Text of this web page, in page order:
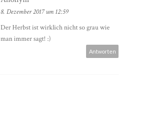
8. Dezember 2017 um 12:59
Der Herbst ist wirklich nicht so grau wie
man immer sagt! :)
Antworten